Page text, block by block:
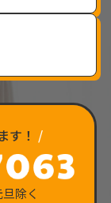
す！ /
除く